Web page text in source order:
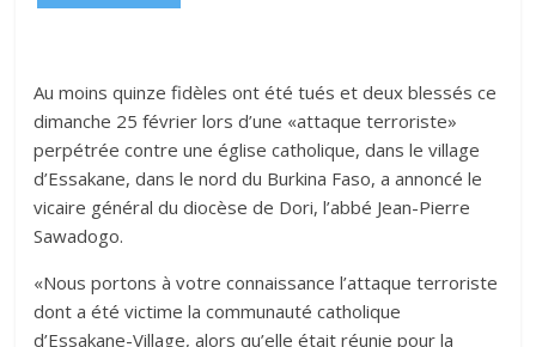
Au moins quinze fidèles ont été tués et deux blessés ce
dimanche 25 février lors d’une «attaque terroriste»
perpétrée contre une église catholique, dans le village
d’Essakane, dans le nord du Burkina Faso, a annoncé le
vicaire général du diocèse de Dori, l’abbé Jean-Pierre
Sawadogo.
«Nous portons à votre connaissance l’attaque terroriste
dont a été victime la communauté catholique
d’Essakane-Village, alors qu’elle était réunie pour la